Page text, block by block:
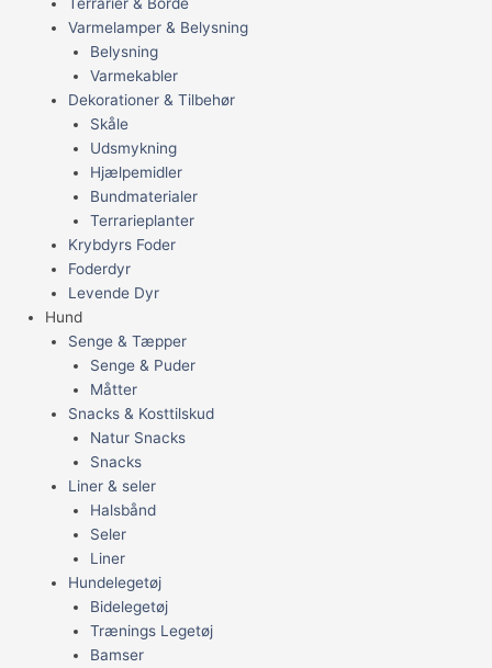
Varmelamper & Belysning
Belysning
Varmekabler
Dekorationer & Tilbehør
Skåle
Udsmykning
Hjælpemidler
Bundmaterialer
Terrarieplanter
Krybdyrs Foder
Foderdyr
Levende Dyr
Hund
Senge & Tæpper
Senge & Puder
Måtter
Snacks & Kosttilskud
Natur Snacks
Snacks
Liner & seler
Halsbånd
Seler
Liner
Hundelegetøj
Bidelegetøj
Trænings Legetøj
Bamser